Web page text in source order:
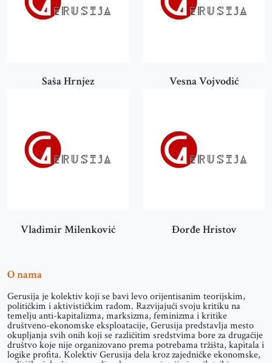
Saša Hrnjez Vesna Vojvodić
Vladimir Milenković Đorđe Hristov
O nama
Gerusija je kolektiv koji se bavi levo orijentisanim teorijskim,
političkim i aktivističkim radom. Razvijajući svoju kritiku na
temelju anti-kapitalizma, marksizma, feminizma i kritike
društveno-ekonomske eksploatacije, Gerusija predstavlja mesto
okupljanja svih onih koji se različitim sredstvima bore za drugačije
društvo koje nije organizovano prema potrebama tržišta, kapitala i
logike profita. Kolektiv Gerusija dela kroz zajedničke ekonomske,